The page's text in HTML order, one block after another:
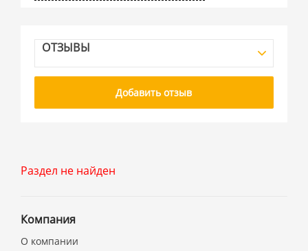
ОТЗЫВЫ
Добавить отзыв
Раздел не найден
Компания
О компании